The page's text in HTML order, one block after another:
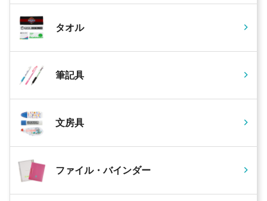
タオル
筆記具
文房具
ファイル・バインダー